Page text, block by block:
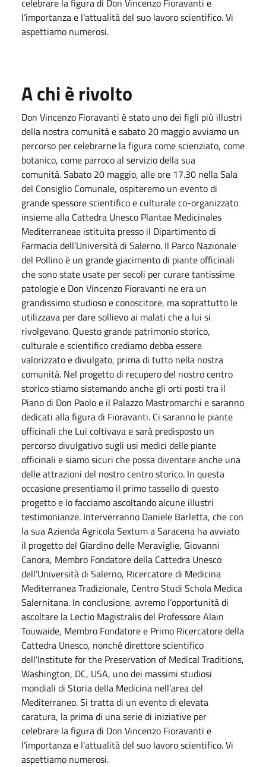
l’importanza e l’attualità del suo lavoro scientifico. Vi
aspettiamo numerosi.
A chi è rivolto
Don Vincenzo Fioravanti è stato uno dei figli più illustri
della nostra comunità e sabato 20 maggio avviamo un
percorso per celebrarne la figura come scienziato, come
botanico, come parroco al servizio della sua
comunità. Sabato 20 maggio, alle ore 17.30 nella Sala
del Consiglio Comunale, ospiteremo un evento di
grande spessore scientifico e culturale co-organizzato
insieme alla Cattedra Unesco Plantae Medicinales
Mediterraneae istituita presso il Dipartimento di
Farmacia dell’Università di Salerno. Il Parco Nazionale
del Pollino è un grande giacimento di piante officinali
che sono state usate per secoli per curare tantissime
patologie e Don Vincenzo Fioravanti ne era un
grandissimo studioso e conoscitore, ma soprattutto le
utilizzava per dare sollievo ai malati che a lui si
rivolgevano. Questo grande patrimonio storico,
culturale e scientifico crediamo debba essere
valorizzato e divulgato, prima di tutto nella nostra
comunità. Nel progetto di recupero del nostro centro
storico stiamo sistemando anche gli orti posti tra il
Piano di Don Paolo e il Palazzo Mastromarchi e saranno
dedicati alla figura di Fioravanti. Ci saranno le piante
officinali che Lui coltivava e sarà predisposto un
percorso divulgativo sugli usi medici delle piante
officinali e siamo sicuri che possa diventare anche una
delle attrazioni del nostro centro storico. In questa
occasione presentiamo il primo tassello di questo
progetto e lo facciamo ascoltando alcune illustri
testimonianze. Interverranno Daniele Barletta, che con
la sua Azienda Agricola Sextum a Saracena ha avviato
il progetto del Giardino delle Meraviglie, Giovanni
Canora, Membro Fondatore della Cattedra Unesco
dell’Università di Salerno, Ricercatore di Medicina
Mediterranea Tradizionale, Centro Studi Schola Medica
Salernitana. In conclusione, avremo l’opportunità di
ascoltare la Lectio Magistralis del Professore Alain
Touwaide, Membro Fondatore e Primo Ricercatore della
Cattedra Unesco, nonché direttore scientifico
dell’Institute for the Preservation of Medical Traditions,
Washington, DC, USA, uno dei massimi studiosi
mondiali di Storia della Medicina nell’area del
Mediterraneo. Si tratta di un evento di elevata
caratura, la prima di una serie di iniziative per
celebrare la figura di Don Vincenzo Fioravanti e
l’importanza e l’attualità del suo lavoro scientifico. Vi
aspettiamo numerosi.